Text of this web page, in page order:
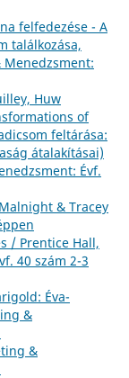
felfedezése - A
találkozása,
Huw
of
feltárása:
átalakításai)
Évf.
& Tracey
/ Prentice Hall,
40 szám 2-3
Éva-
&
&